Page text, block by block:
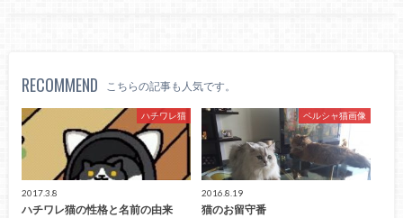
RECOMMEND こちらの記事も人気です。
ハチワレ猫
2017.3.8
ハチワレ猫の性格と名前の由来
ペルシャ猫画像
2016.8.19
猫のお留守番